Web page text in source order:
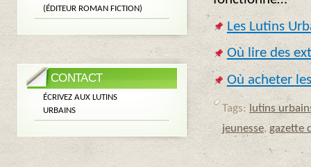
Les Lutins
Où lire des
Où acheter
Tags:
lutins
jeunesse, gazette
(ÉDITEUR ROMAN FICTION)
CONTACT
ÉCRIVEZ AUX LUTINS
URBAINS